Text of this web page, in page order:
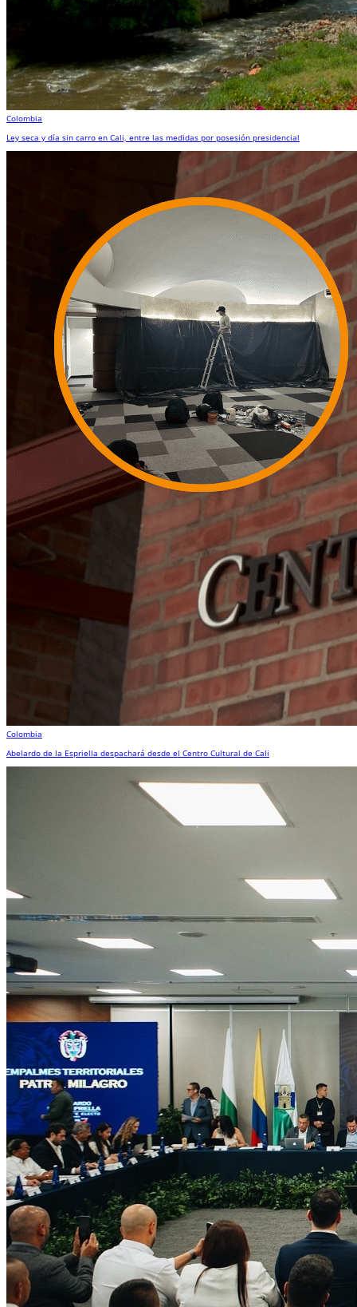
Colombia
Ley seca y día sin carro en Cali, entre las medidas por posesión presidencial
Colombia
Abelardo de la Espriella despachará desde el Centro Cultural de Cali